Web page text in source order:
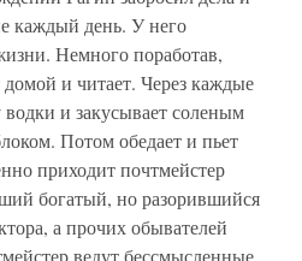
каждый день. У него
Немного поработав,
и читает. Через каждые
и закусывает соленым
Потом обедает и пьет
приходит почтмейстер
богатый, но разорившийся
а прочих обывателей
ведут бессмысленные